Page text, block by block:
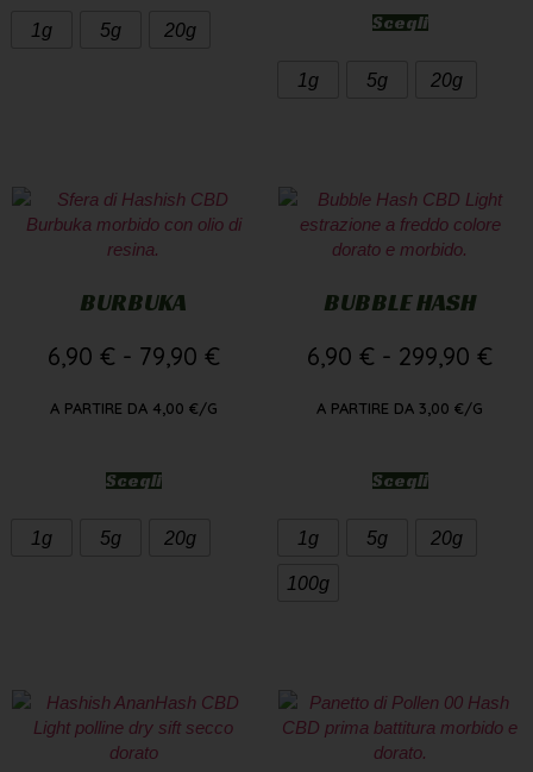
1g 5g 20g Scegli
1g 5g 20g
BURBUKA
6,90 € - 79,90 €
A PARTIRE DA 4,00 €/G
Scegli
1g 5g 20g
BUBBLE HASH
6,90 € - 299,90 €
A PARTIRE DA 3,00 €/G
Scegli
1g 5g 20g
100g